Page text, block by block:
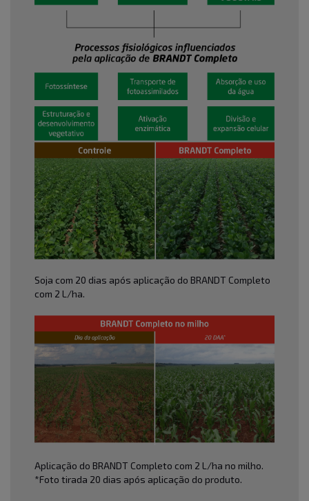
Soja com 20 dias após aplicação do BRANDT Completo
com 2 L/ha.
Aplicação do BRANDT Completo com 2 L/ha no milho.
*Foto tirada 20 dias após aplicação do produto.